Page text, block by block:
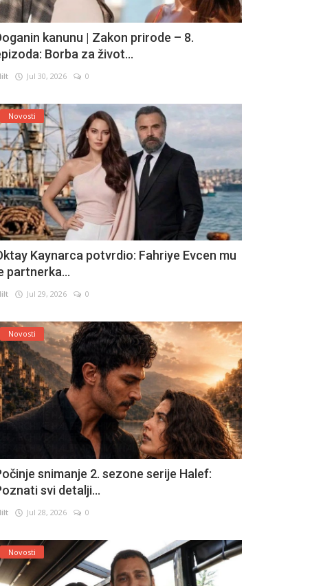
kanunu | Zakon prirode – 8.
Borba za život...
Jul 30, 2026 0
Novosti
Kaynarca potvrdio: Fahriye Evcen mu
partnerka...
Jul 29, 2026 0
Novosti
snimanje 2. sezone serije Halef:
svi detalji...
Jul 28, 2026 0
Novosti